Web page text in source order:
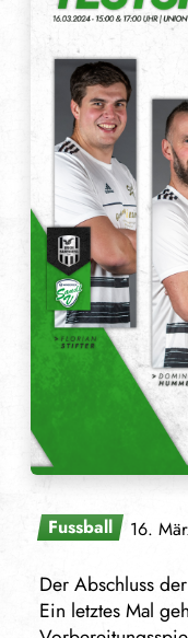
Fussball 16.
Der Abschluss
Ein letztes Mal